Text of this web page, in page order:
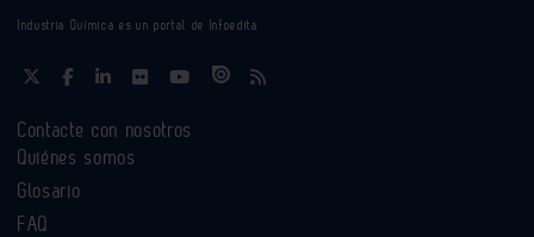
Industria Química es un portal de Infoedita
Contacte con nosotros
Quiénes somos
Glosario
FAQ